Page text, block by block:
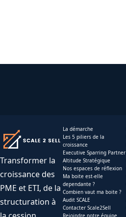
Transformer la
croissance des
PME et ETI, de la
structuration à
La démarche
Les 5 piliers de la
croissance
Executive Sparring Partner
Altitude Stratégique
Nos espaces de réflexion
Ma boite est-elle
dependante ?
Combien vaut ma boite ?
Audit SCALE
Contacter Scale2Sell